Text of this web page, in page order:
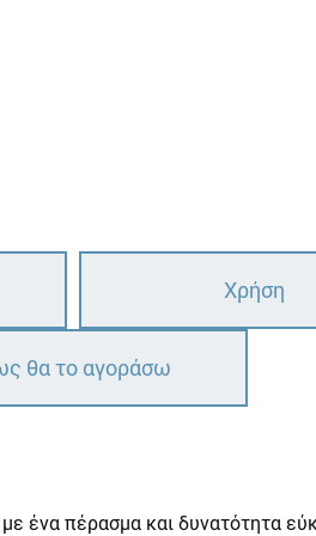
Χρήση
θα το αγοράσω
πέρασμα και δυνατότητα